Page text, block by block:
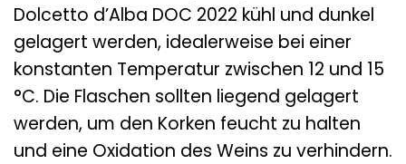
Dolcetto d’Alba DOC 2022 kühl und dunkel
gelagert werden, idealerweise bei einer
konstanten Temperatur zwischen 12 und 15
°C. Die Flaschen sollten liegend gelagert
werden, um den Korken feucht zu halten
und eine Oxidation des Weins zu verhindern.